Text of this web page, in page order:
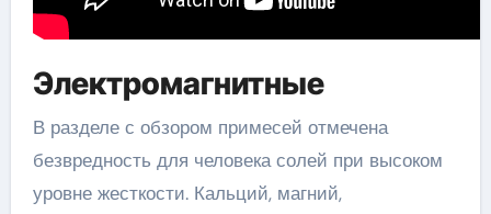
Электромагнитные
В разделе с обзором примесей отмечена
безвредность для человека солей при высоком
уровне жесткости. Кальций, магний,